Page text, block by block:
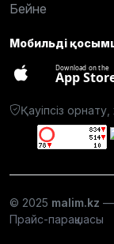
Бейне
Мобильді
Download on the
App
Қауіпсіз
© 2025 malim.kz —
Прайс-парақшасы